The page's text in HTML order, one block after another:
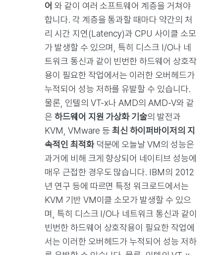
어 와 같이 여러 소프트웨어 계층을 거쳐야
합니다. 각 계층을 통과할 때마다 약간의 처
리 시간 지연(Latency)과 CPU 사이클 소모
가 발생할 수 있으며, 특히 디스크 I/O나 네
트워크 통신과 같이 빈번한 하드웨어 상호작
용이 필요한 작업에서는 이러한 오버헤드가
누적되어 성능 저하를 유발할 수 있습니다.
물론, 인텔의 VT-x나 AMD의 AMD-V와 같
은 하드웨어 지원 가상화 기술의 발전과
KVM, VMware 등최신 하이퍼바이저의 지
속적인 최적화덕분에 오늘날 VM의 성능은
과거에 비해 크게 향상되어 네이티브 성능에
매우 근접한 경우도 많습니다. IBM의 2012
년 연구 등에 따르면 특정 워크로드에서는
KVM 기반 VM이클 소모가 발생할 수 있으
며, 특히 디스크 I/O나 네트워크 통신과 같이
빈번한 하드웨어 상호작용이 필요한 작업에
서는 이러한 오버헤드가 누적되어 성능 저하